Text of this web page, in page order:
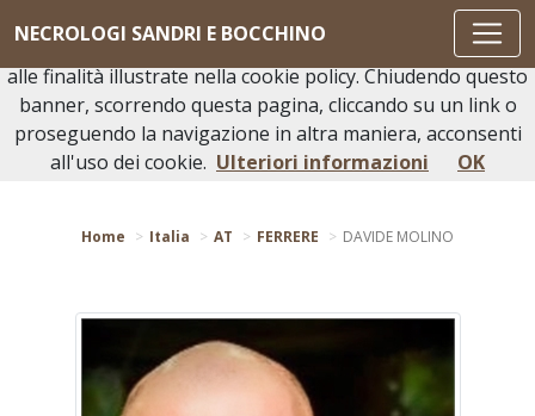
NECROLOGI SANDRI E BOCCHINO
Torna indietro
Home Italia AT FERRERE DAVIDE MOLINO
Questo sito o gli strumenti terzi da questo utilizzati si
avvalgono di cookie necessari al funzionamento ed utili
alle finalità illustrate nella cookie policy. Chiudendo questo
banner, scorrendo questa pagina, cliccando su un link o
proseguendo la navigazione in altra maniera, acconsenti
all'uso dei cookie. Ulteriori informazioni OK